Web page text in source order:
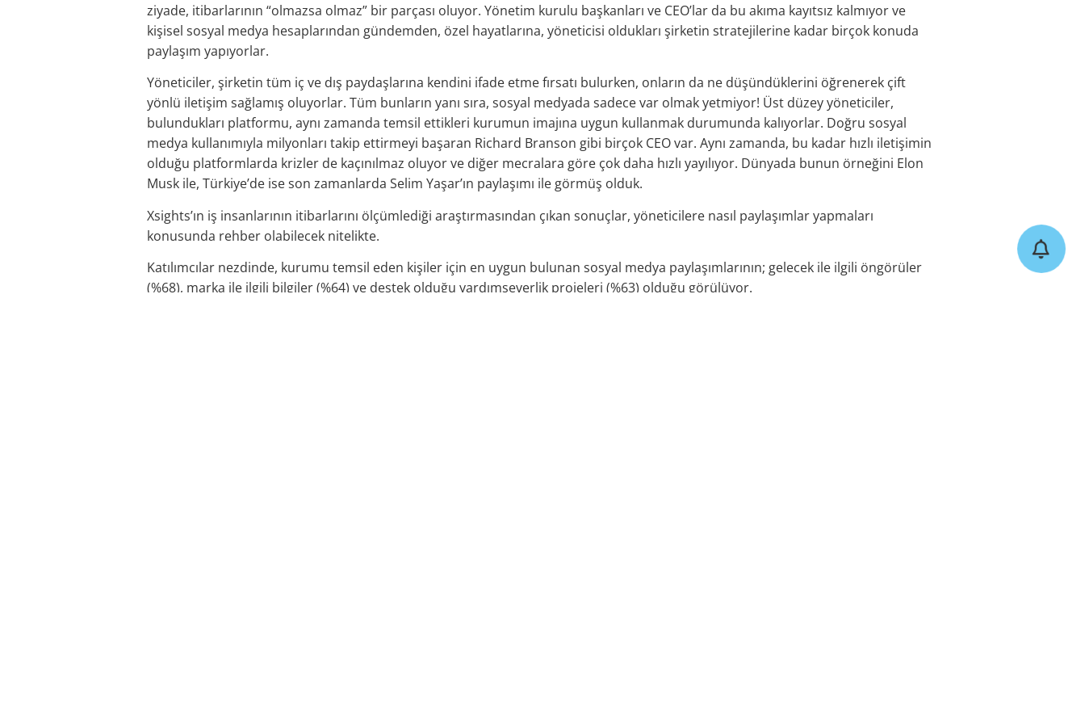
ziyade, itibarlarının “olmazsa olmaz” bir parçası oluyor. Yönetim kurulu başkanları ve CEO’lar da bu akıma kayıtsız kalmıyor ve
kişisel sosyal medya hesaplarından gündemden, özel hayatlarına, yöneticisi oldukları şirketin stratejilerine kadar birçok konuda
paylaşım yapıyorlar.
Yöneticiler, şirketin tüm iç ve dış paydaşlarına kendini ifade etme fırsatı bulurken, onların da ne düşündüklerini öğrenerek çift
yönlü iletişim sağlamış oluyorlar. Tüm bunların yanı sıra, sosyal medyada sadece var olmak yetmiyor! Üst düzey yöneticiler,
bulundukları platformu, aynı zamanda temsil ettikleri kurumun imajına uygun kullanmak durumunda kalıyorlar. Doğru sosyal
medya kullanımıyla milyonları takip ettirmeyi başaran Richard Branson gibi birçok CEO var. Aynı zamanda, bu kadar hızlı iletişimin
olduğu platformlarda krizler de kaçınılmaz oluyor ve diğer mecralara göre çok daha hızlı yayılıyor. Dünyada bunun örneğini Elon
Musk ile, Türkiye’de ise son zamanlarda Selim Yaşar’ın paylaşımı ile görmüş olduk.
Xsights’ın iş insanlarının itibarlarını ölçümlediği araştırmasından çıkan sonuçlar, yöneticilere nasıl paylaşımlar yapmaları
konusunda rehber olabilecek nitelikte.
Katılımcılar nezdinde, kurumu temsil eden kişiler için en uygun bulunan sosyal medya paylaşımlarının; gelecek ile ilgili öngörüler
(%68), marka ile ilgili bilgiler (%64) ve destek olduğu yardımseverlik projeleri (%63) olduğu görülüyor.